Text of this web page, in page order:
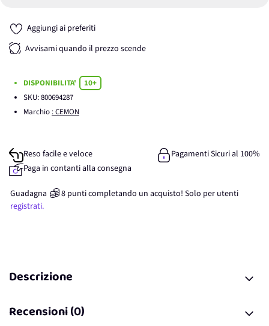
Aggiungi ai preferiti
Avvisami quando il prezzo scende
DISPONIBILITA'
10+
SKU:800694287
Marchio : CEMON
Reso facile e veloce
Pagamenti Sicuri al 100%
Paga in contanti alla consegna
Guadagna 8 punticompletando un acquisto! Solo per utenti
registrati.
Descrizione
Recensioni (0)